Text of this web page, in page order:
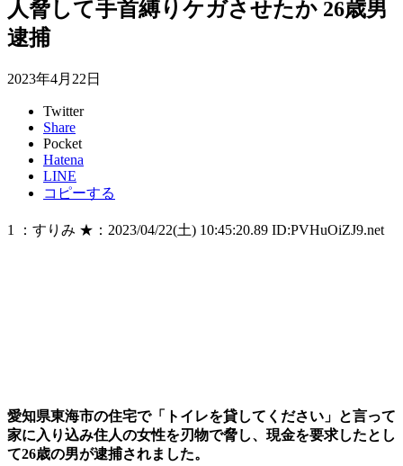
人脅して手首縛りケガさせたか 26歳男
逮捕
2023年4月22日
Twitter
Share
Pocket
Hatena
LINE
コピーする
1 ：すりみ ★：2023/04/22(土) 10:45:20.89 ID:PVHuOiZJ9.net
愛知県東海市の住宅で「トイレを貸してください」と言って
家に入り込み住人の女性を刃物で脅し、現金を要求したとし
て26歳の男が逮捕されました。